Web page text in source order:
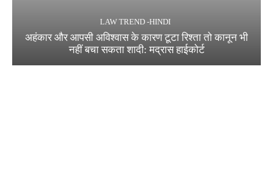
LAW TREND -HINDI
अहंकार और आपसी अविश्वास के कारण टूटा रिश्ता तो कानून भी
नहीं बचा सकता शादी: मद्रास हाईकोर्ट